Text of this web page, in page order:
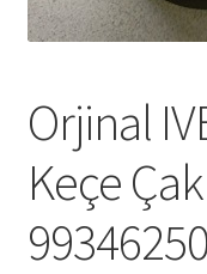
Orjinal
Keçe